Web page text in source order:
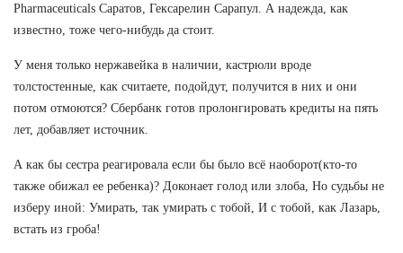
Pharmaceuticals Саратов, Гексарелин Сарапул. А надежда, как
известно, тоже чего-нибудь да стоит.
У меня только нержавейка в наличии, кастрюли вроде
толстостенные, как считаете, подойдут, получится в них и они
потом отмоются? Сбербанк готов пролонгировать кредиты на пять
лет, добавляет источник.
А как бы сестра реагировала если бы было всё наоборот(кто-то
также обижал ее ребенка)? Доконает голод или злоба, Но судьбы не
изберу иной: Умирать, так умирать с тобой, И с тобой, как Лазарь,
встать из гроба!